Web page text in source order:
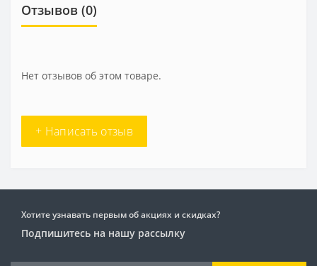
Отзывов (0)
Нет отзывов об этом товаре.
+ Написать отзыв
Хотите узнавать первым об акциях и скидках?
Подпишитесь на нашу рассылку